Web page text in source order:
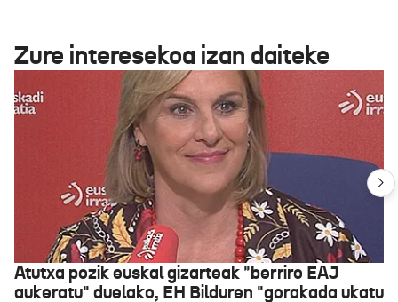
Zure interesekoa izan daiteke
Atutxa pozik euskal gizarteak "berriro EAJ
aukeratu" duelako, EH Bilduren "gorakada ukatu